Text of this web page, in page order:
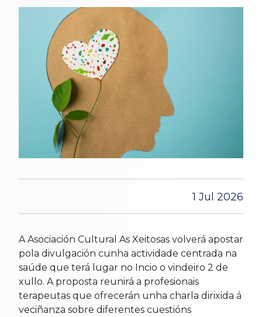
1 Jul 2026
A Asociación Cultural As Xeitosas volverá apostar
pola divulgación cunha actividade centrada na
saúde que terá lugar no Incio o vindeiro 2 de
xullo. A proposta reunirá a profesionais
terapeutas que ofrecerán unha charla dirixida á
veciñanza sobre diferentes cuestións